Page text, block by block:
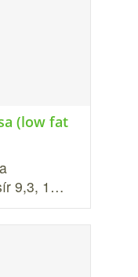
(low fat
9,3, 1…